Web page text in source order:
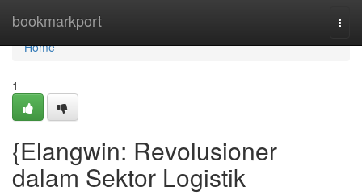
bookmarkport
Home
Home
1
{Elangwin: Revolusioner
dalam Sektor Logistik